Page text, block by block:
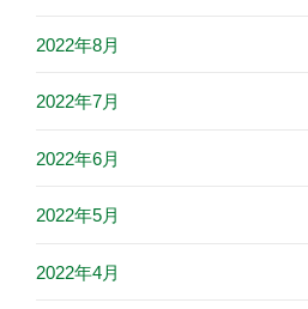
2022年8月
2022年7月
2022年6月
2022年5月
2022年4月